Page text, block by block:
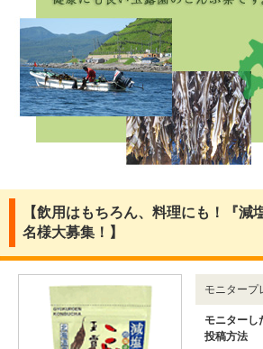
【飲用はもちろん、料理にも！『
名様大募集！】
モニタープ
モニターし
投稿方法